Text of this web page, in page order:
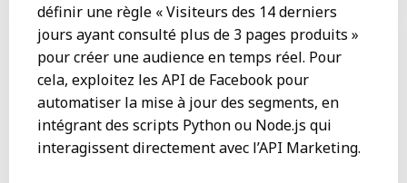
définir une règle « Visiteurs des 14 derniers
jours ayant consulté plus de 3 pages produits »
pour créer une audience en temps réel. Pour
cela, exploitez les API de Facebook pour
automatiser la mise à jour des segments, en
intégrant des scripts Python ou Node.js qui
interagissent directement avec l’API Marketing.